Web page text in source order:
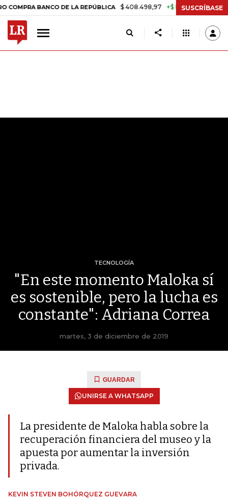
BANCO DE LA REPÚBLICA $ 408.498,97 +$ 8.753,81 +2,19%
SUSCRÍBASE
TECNOLOGÍA
"En este momento Maloka sí
es sostenible, pero la lucha es
constante": Adriana Correa
martes, 3 de diciembre de 2019
GUARDAR
UNIRSE A WHATSAPP
La presidente de Maloka habla sobre la
recuperación financiera del museo y la
apuesta por aumentar la inversión
privada.
KEVIN STEVEN BOHÓRQUEZ GUEVARA